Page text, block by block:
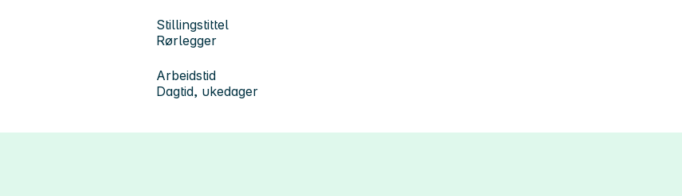
Stillingstittel
Rørlegger
Arbeidstid
Dagtid, ukedager